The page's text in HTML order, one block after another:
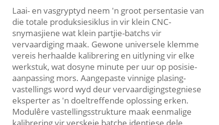
Laai- en vasgryptyd neem 'n groot persentasie van
die totale produksiesiklus in vir klein CNC-
snymasjiene wat klein partjie-batchs vir
vervaardiging maak. Gewone universele klemme
vereis herhaalde kalibrering en uitlyning vir elke
werkstuk, wat dosyne minute per uur op posisie-
aanpassing mors. Aangepaste vinnige plasing-
vastellings word wyd deur vervaardigingstegniese
eksperter as 'n doeltreffende oplossing erken.
Modulêre vastellingsstrukture maak eenmalige